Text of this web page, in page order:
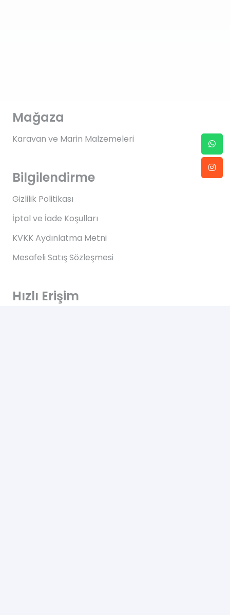
Mağaza
Karavan ve Marin Malzemeleri
Bilgilendirme
Gizlilik Politikası
İptal ve İade Koşulları
KVKK Aydınlatma Metni
Mesafeli Satış Sözleşmesi
Hızlı Erişim